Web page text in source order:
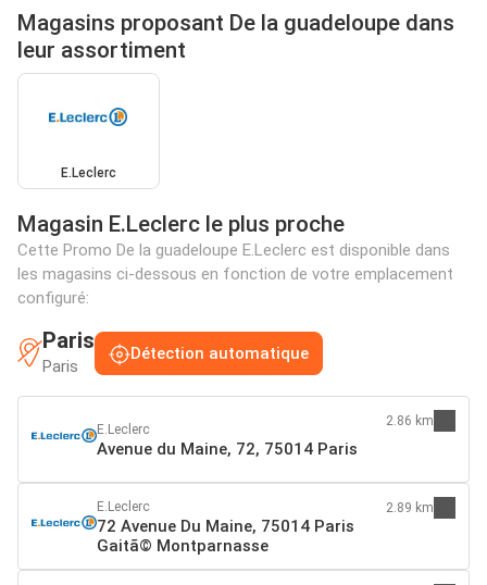
Magasins proposant De la guadeloupe dans
leur assortiment
E.Leclerc
Magasin E.Leclerc le plus proche
Cette Promo De la guadeloupe E.Leclerc est disponible dans
les magasins ci-dessous en fonction de votre emplacement
configuré:
Paris
Paris
Détection automatique
E.Leclerc
Avenue du Maine, 72, 75014 Paris
2.86 km
E.Leclerc
72 Avenue Du Maine, 75014 Paris
Gaitã© Montparnasse
2.89 km